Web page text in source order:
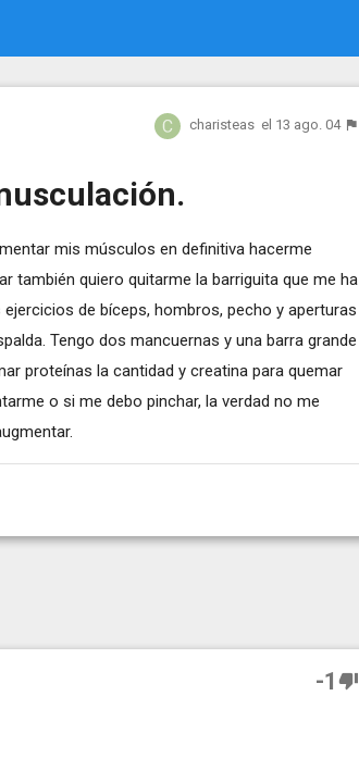
charisteas el 13 ago. 04
mis músculos en definitiva hacerme
también quiero quitarme la barriguita que me ha
de bíceps, hombros, pecho y aperturas
Tengo dos mancuernas y una barra grande
proteínas la cantidad y creatina para quemar
o si me debo pinchar, la verdad no me
-1